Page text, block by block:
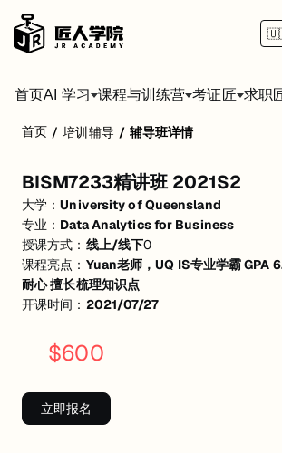
首页AI 学习 课程与训练营 考证匠 求职
包含整学期的知识点讲解和考试内容
讲解dimendional table、star schema，数
考前知识点梳理+往年习题的练习和解答
首页 / 培训辅导 / 辅导班详情
BISM7233精讲班 2021S2
大学：University of Queensland
专业： Data Analytics for Business
授课方式： 线上/线下0
课程亮点： Yuan老师，UQ IS专业学霸 GPA
耐心 擅长梳理知识点
开课时间： 2021/07/27
$600
立即报名